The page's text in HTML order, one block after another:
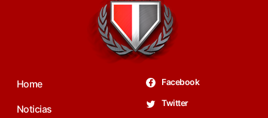
Home
Noticias
Facebook
Twitter